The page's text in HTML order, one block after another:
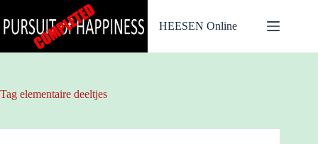
naar
de
HEESEN Online
Tag elementaire deeltjes